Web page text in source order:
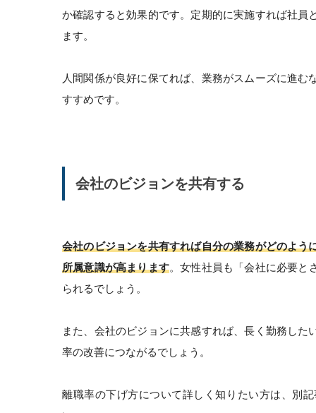
か確認すると効果的です。定期的に実施すれば社
ます。
人間関係が良好に保てれば、業務がスムーズに進
すすめです。
会社のビジョンを共有する
会社のビジョンを共有すれば自分の業務がどのよ
所属意識が高まります。女性社員も「会社に必要と
られるでしょう。
また、会社のビジョンに共感すれば、長く勤務し
率の改善につながるでしょう。
離職率の下げ方について詳しく知りたい方は、別